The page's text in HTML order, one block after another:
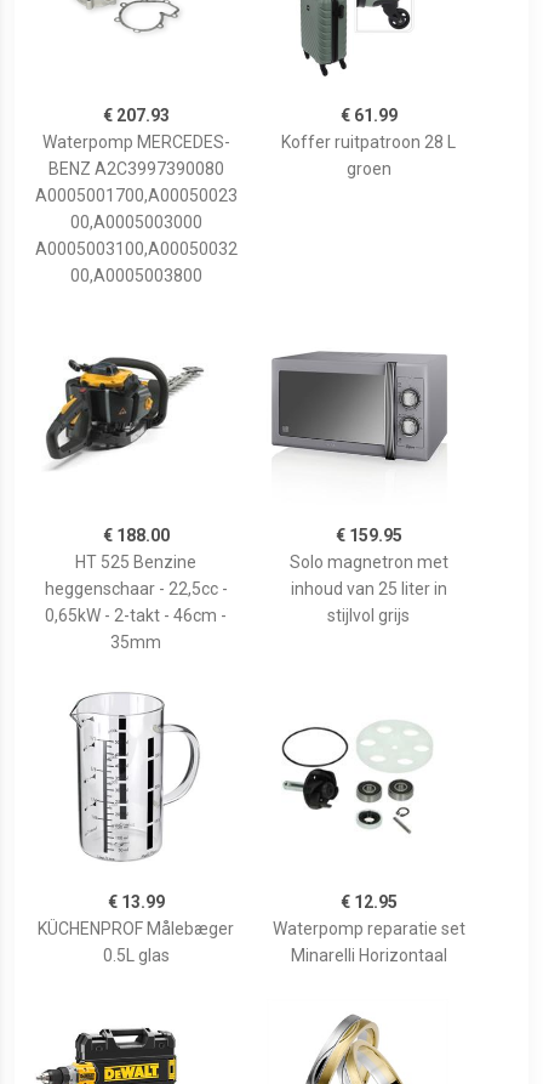
€ 207.93
Waterpomp MERCEDES-
BENZ A2C3997390080
A0005001700,A00050023
00,A0005003000
A0005003100,A00050032
00,A0005003800
€ 61.99
Koffer ruitpatroon 28 L
groen
€ 188.00
HT 525 Benzine
heggenschaar - 22,5cc -
0,65kW - 2-takt - 46cm -
35mm
€ 159.95
Solo magnetron met
inhoud van 25 liter in
stijlvol grijs
€ 13.99
KÜCHENPROF Målebæger
0.5L glas
€ 12.95
Waterpomp reparatie set
Minarelli Horizontaal